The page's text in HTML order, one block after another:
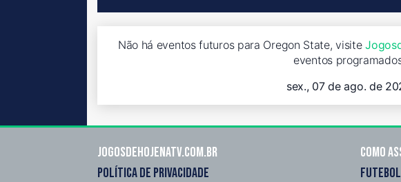
Não há eventos futuros para Oregon State, visite
eventos
sex., 07 de ago. de
Jogosdehojenatv.com.br
POLÍTICA DE PRIVACIDADE
Como
FUTEBOL